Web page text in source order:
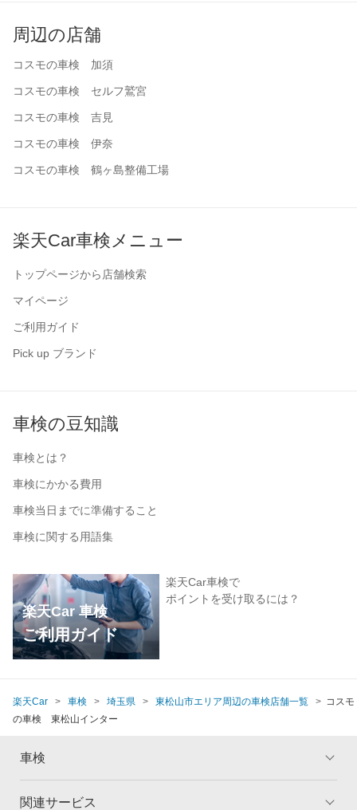
周辺の店舗
コスモの車検 加須
コスモの車検 セルフ鷲宮
コスモの車検 吉見
コスモの車検 伊奈
コスモの車検 鶴ヶ島整備工場
楽天Car車検メニュー
トップページから店舗検索
マイページ
ご利用ガイド
Pick up ブランド
車検の豆知識
車検とは？
車検にかかる費用
車検当日までに準備すること
車検に関する用語集
楽天Car 車検
ご利用ガイド
楽天Car車検で
ポイントを受け取るには？
楽天Car 車検 埼玉県 東松山市エリア周辺の車検店舗一覧
コスモ
の車検 東松山インター
車検
トップ
関連サービス